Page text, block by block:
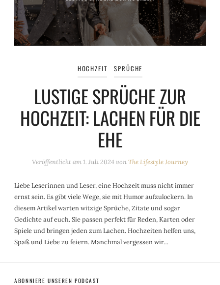
HOCHZEIT SPRÜCHE
LUSTIGE SPRÜCHE ZUR
HOCHZEIT: LACHEN FÜR DIE
EHE
Veröffentlicht am1. Juli 2024 vonThe Lifestyle Journey
Liebe Leserinnen und Leser, eine Hochzeit muss nicht immer
ernst sein. Es gibt viele Wege, sie mit Humor aufzulockern. In
diesem Artikel warten witzige Sprüche, Zitate und sogar
Gedichte auf euch. Sie passen perfekt für Reden, Karten oder
Spiele und bringen jeden zum Lachen. Hochzeiten helfen uns,
Spaß und Liebe zu feiern. Manchmal vergessen wir…
ABONNIERE UNSEREN PODCAST